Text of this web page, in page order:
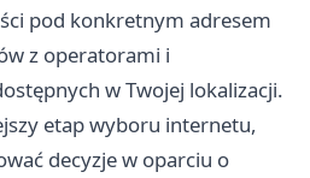
pod konkretnym adresem
z operatorami i
w Twojej lokalizacji.
etap wyboru internetu,
decyzje w oparciu o